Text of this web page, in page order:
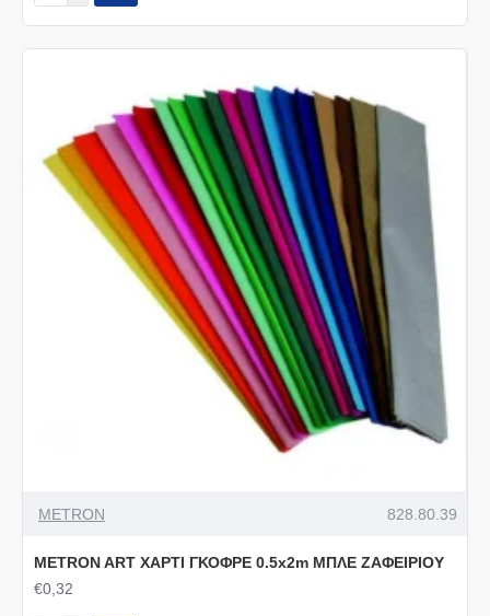
METRON 828.80.39
METRON ART ΧΑΡΤΙ ΓΚΟΦΡΕ 0.5x2m ΜΠΛΕ ΖΑΦΕΙΡΙΟΥ
€0,32